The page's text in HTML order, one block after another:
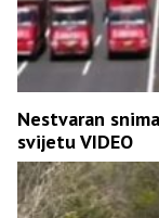
Nestvaran
svijetu VIDEO